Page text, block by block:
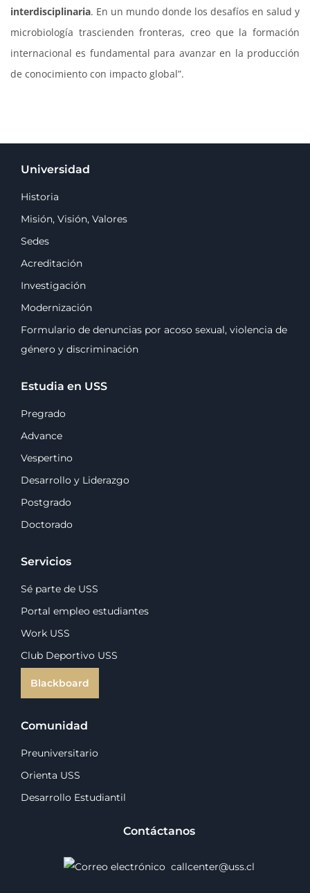
interdisciplinaria. En un mundo donde los desafíos en salud y
microbiología trascienden fronteras, creo que la formación
internacional es fundamental para avanzar en la producción
de conocimiento con impacto global”.
Universidad
Historia
Misión, Visión, Valores
Sedes
Acreditación
Investigación
Modernización
Formulario de denuncias por acoso sexual, violencia de
género y discriminación
Estudia en USS
Pregrado
Advance
Vespertino
Desarrollo y Liderazgo
Postgrado
Doctorado
Servicios
Sé parte de USS
Portal empleo estudiantes
Work USS
Club Deportivo USS
Blackboard
Comunidad
Preuniversitario
Orienta USS
Desarrollo Estudiantil
Contáctanos
callcenter@uss.cl